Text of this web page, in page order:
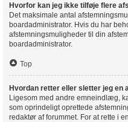
Hvorfor kan jeg ikke tilføje flere
Det maksimale antal
boardadministrator. Hvis du har
afstemningsmuligheder til din
boardadministrator.
Top
Hvordan retter eller sletter jeg en
Ligesom med andre emneindlæg,
som oprindeligt oprettede
redaktør af forummet. For at rette i